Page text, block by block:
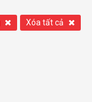
Xóa tất cả